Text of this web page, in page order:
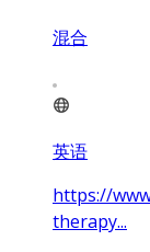
混合
英语
https://
therapy...